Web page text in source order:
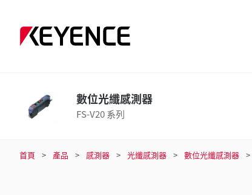
數位光纖感測器
FS-V20 系列
首頁 產品 感測器 光纖感測器 數位光纖感測器